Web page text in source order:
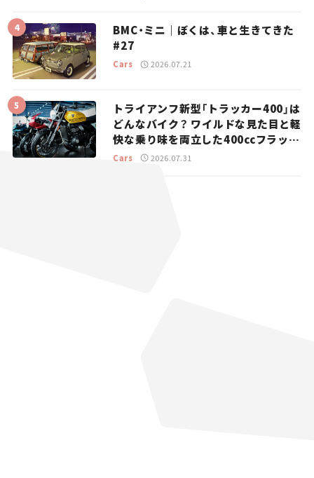
BMC・ミニ｜ぼくは、車と生きてきた
#27
Cars 2026.07.21
トライアンフ新型「トラッカー400」は
どんなバイク？ ワイルドな見た目と軽
快な乗り味を両立した400ccフラット
トラッカー【試乗レビュー】
Cars 2026.07.31